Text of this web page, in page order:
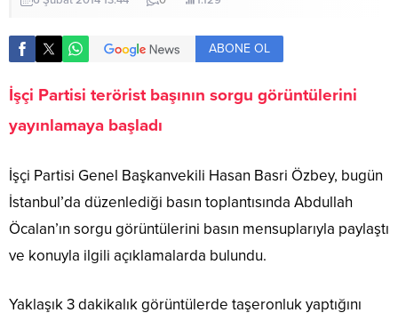
ABONE OL
İşçi Partisi terörist başının sorgu görüntülerini
yayınlamaya başladı
İşçi Partisi Genel Başkanvekili Hasan Basri Özbey, bugün
İstanbul’da düzenlediği basın toplantısında Abdullah
Öcalan’ın sorgu görüntülerini basın mensuplarıyla paylaştı
ve konuyla ilgili açıklamalarda bulundu.
Yaklaşık 3 dakikalık görüntülerde taşeronluk yaptığını